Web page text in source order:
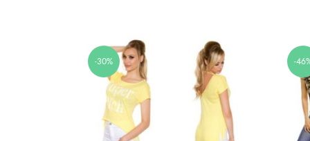
-30% -